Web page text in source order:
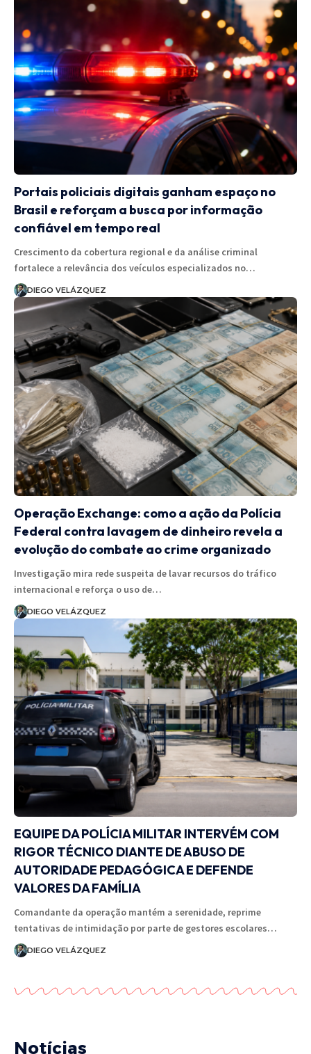
Portais policiais digitais ganham espaço no
Brasil e reforçam a busca por informação
confiável em tempo real
Crescimento da cobertura regional e da análise criminal
fortalece a relevância dos veículos especializados no…
DIEGO VELÁZQUEZ
Operação Exchange: como a ação da Polícia
Federal contra lavagem de dinheiro revela a
evolução do combate ao crime organizado
Investigação mira rede suspeita de lavar recursos do tráfico
internacional e reforça o uso de…
DIEGO VELÁZQUEZ
EQUIPE DA POLÍCIA MILITAR INTERVÉM COM
RIGOR TÉCNICO DIANTE DE ABUSO DE
AUTORIDADE PEDAGÓGICA E DEFENDE
VALORES DA FAMÍLIA
Comandante da operação mantém a serenidade, reprime
tentativas de intimidação por parte de gestores escolares…
DIEGO VELÁZQUEZ
Notícias